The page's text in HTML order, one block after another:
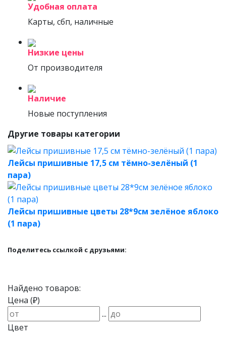
Удобная оплата
Карты, сбп, наличные
Низкие цены
От производителя
Наличие
Новые поступления
Другие товары категории
Лейсы пришивные 17,5 см тёмно-зелёный (1
пара)
Лейсы пришивные цветы 28*9см зелёное яблоко
(1 пара)
Поделитесь ссылкой с друзьями:
Найдено товаров:
Цена (₽)
...
Цвет